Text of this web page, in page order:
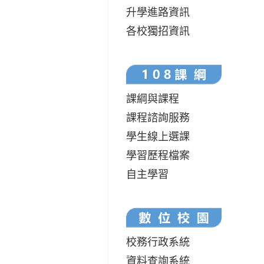
升學進路資訊
各校獨招資訊
課綱與課程
課程諮詢服務
學生線上選課
學習歷程檔案
自主學習
校務行政系統
資料查詢系統